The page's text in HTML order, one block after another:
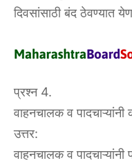
दिवसांसाठी बंद ठेवण्यात
प्रश्न 4.
वाहनचालक व पादचाऱ्यांनी
उत्तर:
वाहनचालक व पादचाऱ्यांनी